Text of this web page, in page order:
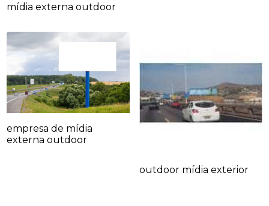
mídia externa outdoor
empresa de mídia
externa outdoor
outdoor mídia exterior